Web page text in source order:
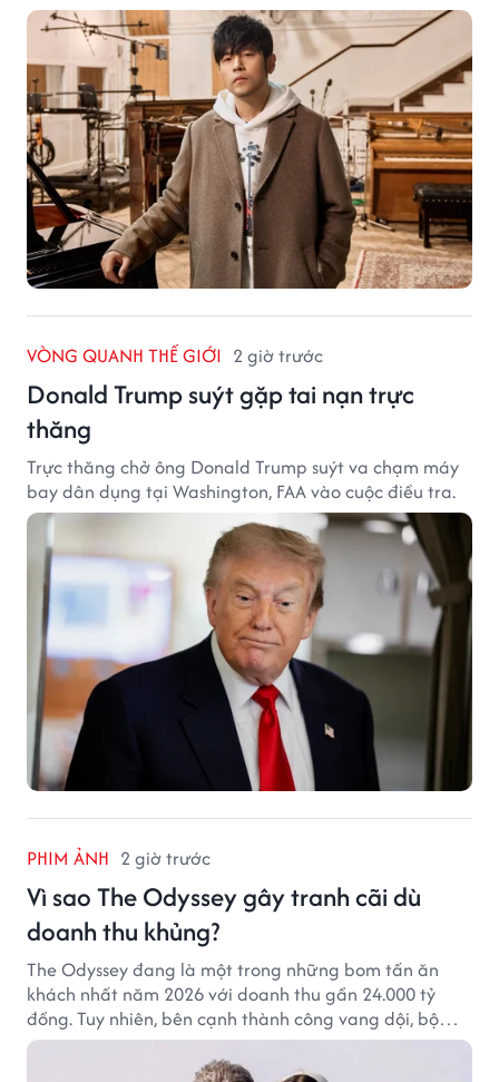
VÒNG QUANH THẾ GIỚI 2 giờ trước
Donald Trump suýt gặp tai nạn trực
thăng
Trực thăng chở ông Donald Trump suýt va chạm máy
bay dân dụng tại Washington, FAA vào cuộc điều tra.
PHIM ẢNH 2 giờ trước
Vì sao The Odyssey gây tranh cãi dù
doanh thu khủng?
The Odyssey đang là một trong những bom tấn ăn
khách nhất năm 2026 với doanh thu gần 24.000 tỷ
đồng. Tuy nhiên, bên cạnh thành công vang dội, bộ
phim của Christopher Nolan cũng vấp phải không ít
tranh cãi từ khán giả.